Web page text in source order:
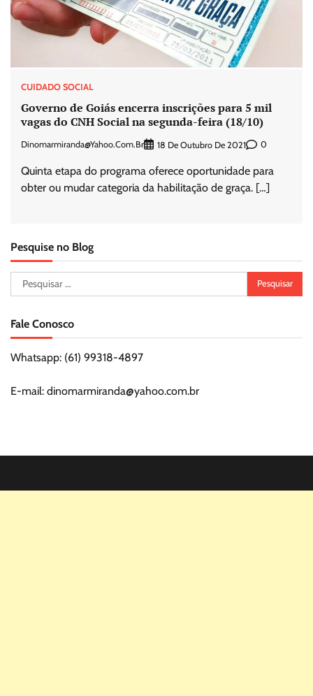
CUIDADO SOCIAL
Governo de Goiás encerra inscrições para 5 mil
vagas do CNH Social na segunda-feira (18/10)
Dinomarmiranda@yahoo.com.br 18 De Outubro De 2021 0
Quinta etapa do programa oferece oportunidade para
obter ou mudar categoria da habilitação de graça. […]
Pesquise no Blog
Pesquisar
por:
Fale Conosco
Whatsapp: (61) 99318-4897
E-mail: dinomarmiranda@yahoo.com.br